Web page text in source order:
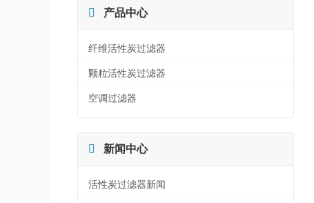
 产品中心
纤维活性炭过滤器
颗粒活性炭过滤器
空调过滤器
 新闻中心
活性炭过滤器新闻